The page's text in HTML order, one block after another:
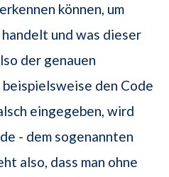
können, um
und was dieser
der genauen
den Code
eingegeben, wird
- dem sogenannten
also, dass man ohne